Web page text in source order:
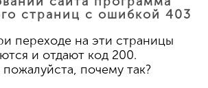
страниц с ошибкой 403
переходе на эти страницы
и отдают код 200.
почему так?